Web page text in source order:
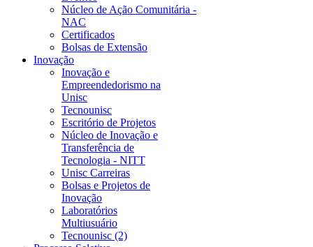
Núcleo de Ação Comunitária -
NAC
Certificados
Bolsas de Extensão
Inovação
Inovação e
Empreendedorismo na
Unisc
Tecnounisc
Escritório de Projetos
Núcleo de Inovação e
Transferência de
Tecnologia - NITT
Unisc Carreiras
Bolsas e Projetos de
Inovação
Laboratórios
Multiusuário
Tecnounisc (2)